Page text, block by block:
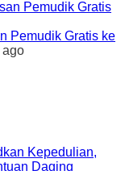
Pemudik Gratis ke
ago